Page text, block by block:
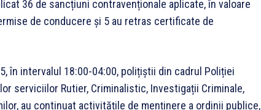
36 de sancțiuni contravenționale aplicate, în valoare
de conducere și 5 au retras certificate de
în intervalul 18:00-04:00, polițiștii din cadrul Poliției
serviciilor Rutier, Criminalistic, Investigații Criminale,
au continuat activitățile de menținere a ordinii publice,